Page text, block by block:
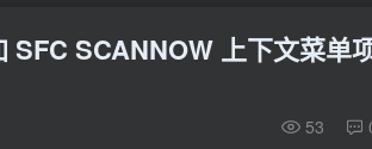
SCANNOW 上下文菜单
53